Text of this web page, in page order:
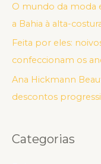
O mundo da moda
a Bahia à alta-
Feita por eles:
confeccionam os
Ana Hickmann
descontos
Categorias